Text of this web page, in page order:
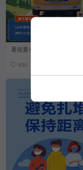
暑假夏令营暑假宣传营销海
430